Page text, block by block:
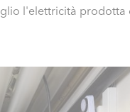
l'elettricità